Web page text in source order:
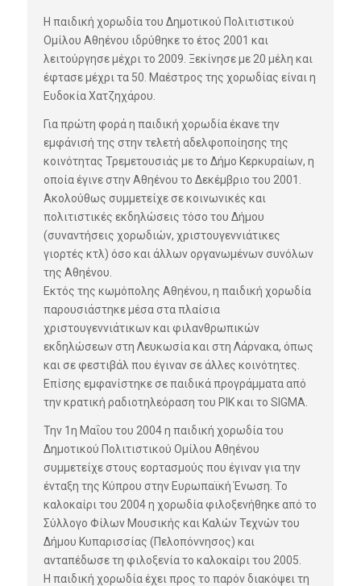
Η παιδική χορωδία του Δημοτικού Πολιτιστικού
Ομίλου Αθηένου ιδρύθηκε το έτος 2001 και
λειτούργησε μέχρι το 2009. Ξεκίνησε με 20 μέλη και
έφτασε μέχρι τα 50. Μαέστρος της χορωδίας είναι η
Ευδοκία Χατζηχάρου.
Για πρώτη φορά η παιδική χορωδία έκανε την
εμφάνισή της στην τελετή αδελφοποίησης της
κοινότητας Τρεμετουσιάς με το Δήμο Κερκυραίων, η
οποία έγινε στην Αθηένου το Δεκέμβριο του 2001.
Ακολούθως συμμετείχε σε κοινωνικές και
πολιτιστικές εκδηλώσεις τόσο του Δήμου
(συναντήσεις χορωδιών, χριστουγεννιάτικες
γιορτές κτλ) όσο και άλλων οργανωμένων συνόλων
της Αθηένου.
Εκτός της κωμόπολης Αθηένου, η παιδική χορωδία
παρουσιάστηκε μέσα στα πλαίσια
χριστουγεννιάτικων και φιλανθρωπικών
εκδηλώσεων στη Λευκωσία και στη Λάρνακα, όπως
και σε φεστιβάλ που έγιναν σε άλλες κοινότητες.
Επίσης εμφανίστηκε σε παιδικά προγράμματα από
την κρατική ραδιοτηλεόραση του ΡΙΚ και το SIGMA.
Την 1η Μαΐου του 2004 η παιδική χορωδία του
Δημοτικού Πολιτιστικού Ομίλου Αθηένου
συμμετείχε στους εορτασμούς που έγιναν για την
ένταξη της Κύπρου στην Ευρωπαϊκή Ένωση. Το
καλοκαίρι του 2004 η χορωδία φιλοξενήθηκε από το
Σύλλογο Φίλων Μουσικής και Καλών Τεχνών του
Δήμου Κυπαρισσίας (Πελοπόννησος) και
ανταπέδωσε τη φιλοξενία το καλοκαίρι του 2005.
Η παιδική χορωδία έχει προς το παρόν διακόψει τη